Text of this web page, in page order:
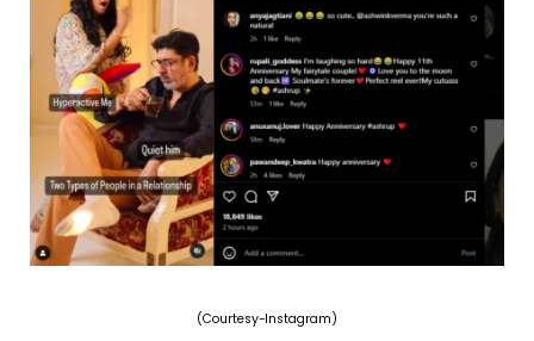
(Courtesy-Instagram)